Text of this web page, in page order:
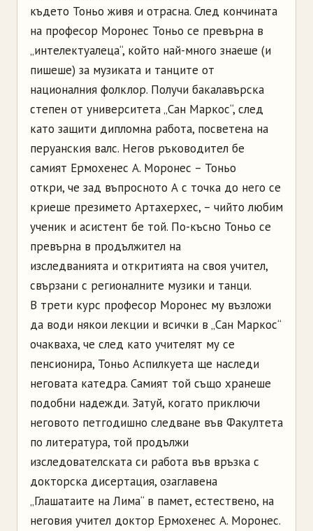
където Тоньо живя и отрасна. След кончината
на професор Моронес Тоньо се превърна в
„интелектуалеца“, който най-много знаеше (и
пишеше) за музиката и танците от
националния фолклор. Получи бакалавърска
степен от университета „Сан Маркос“, след
като защити дипломна работа, посветена на
перуанския валс. Негов ръководител бе
самият Ермохенес А. Моронес – Тоньо
откри, че зад въпросното А с точка до него се
криеше презимето Артахерхес, – чийто любим
ученик и асистент бе той. По-късно Тоньо се
превърна в продължител на
изследванията и откритията на своя учител,
свързани с регионалните музики и танци.
В трети курс професор Моронес му възложи
да води някои лекции и всички в „Сан Маркос“
очакваха, че след като учителят му се
пенсионира, Тоньо Аспилкуета ще наследи
неговата катедра. Самият той също хранеше
подобни надежди. Затуй, когато приключи
неговото петгодишно следване във Факултета
по литература, той продължи
изследователската си работа във връзка с
докторска дисертация, озаглавена
„Глашатаите на Лима“ в памет, естествено, на
неговия учител доктор Ермохенес А. Моронес.